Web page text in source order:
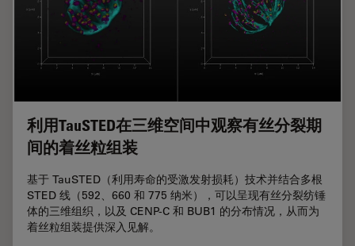
利用TauSTED在三维空间中观察有丝分裂期
间的着丝粒组装
基于 TauSTED（利用寿命的受激发射损耗）技术并结合多根
STED 线（592、660 和 775 纳米），可以呈现有丝分裂纺锤
体的三维组织，以及 CENP-C 和 BUB1 的分布情况，从而为
着丝粒组装提供深入见解。